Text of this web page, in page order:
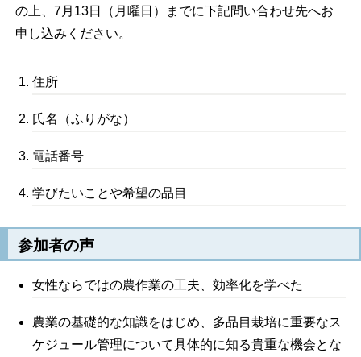
の上、7月13日（月曜日）までに下記問い合わせ先へお
申し込みください。
住所
氏名（ふりがな）
電話番号
学びたいことや希望の品目
参加者の声
女性ならではの農作業の工夫、効率化を学べた
農業の基礎的な知識をはじめ、多品目栽培に重要なス
ケジュール管理について具体的に知る貴重な機会とな